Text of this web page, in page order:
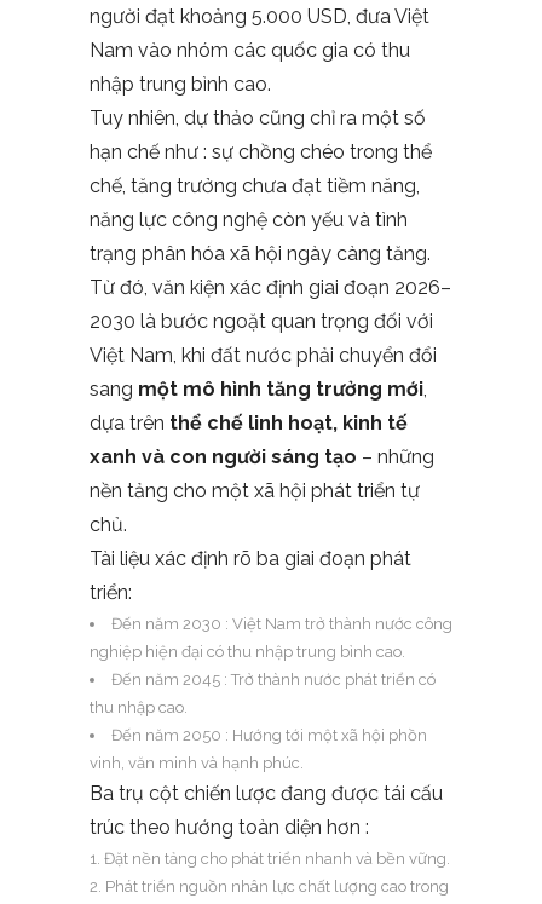
người đạt khoảng 5.000 USD, đưa Việt
Nam vào nhóm các quốc gia có thu
nhập trung bình cao.
Tuy nhiên, dự thảo cũng chỉ ra một số
hạn chế như : sự chồng chéo trong thể
chế, tăng trưởng chưa đạt tiềm năng,
năng lực công nghệ còn yếu và tình
trạng phân hóa xã hội ngày càng tăng.
Từ đó, văn kiện xác định giai đoạn 2026–
2030 là bước ngoặt quan trọng đối với
Việt Nam, khi đất nước phải chuyển đổi
sang một mô hình tăng trưởng mới,
dựa trên thể chế linh hoạt, kinh tế
xanh và con người sáng tạo – những
nền tảng cho một xã hội phát triển tự
chủ.
Tài liệu xác định rõ ba giai đoạn phát
triển:
Đến năm 2030 : Việt Nam trở thành nước công
nghiệp hiện đại có thu nhập trung bình cao.
Đến năm 2045 : Trở thành nước phát triển có
thu nhập cao.
Đến năm 2050 : Hướng tới một xã hội phồn
vinh, văn minh và hạnh phúc.
Ba trụ cột chiến lược đang được tái cấu
trúc theo hướng toàn diện hơn :
Đặt nền tảng cho phát triển nhanh và bền vững.
Phát triển nguồn nhân lực chất lượng cao trong